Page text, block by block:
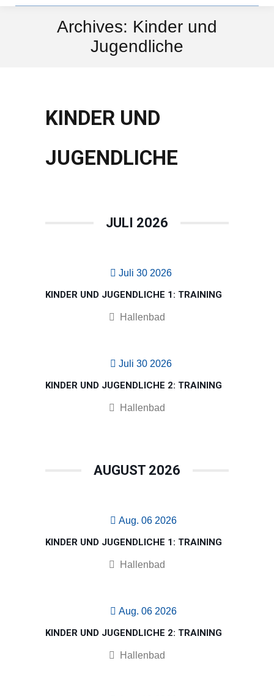
Archives: Kinder und
Jugendliche
KINDER UND
JUGENDLICHE
JULI 2026
Juli 30 2026
KINDER UND JUGENDLICHE 1: TRAINING
Hallenbad
Juli 30 2026
KINDER UND JUGENDLICHE 2: TRAINING
Hallenbad
AUGUST 2026
Aug. 06 2026
KINDER UND JUGENDLICHE 1: TRAINING
Hallenbad
Aug. 06 2026
KINDER UND JUGENDLICHE 2: TRAINING
Hallenbad